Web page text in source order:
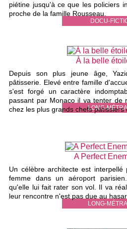
DOCU-
piétine jusqu'à ce que les policiers
proche de la famille Rousseau.
LONG-
À la belle
Depuis son plus jeune âge,
pâtisserie. Elevé entre famille
s'est forgé un caractère
passant par Monaco il va tenter de
chez les plus grands chefs pâtissiers
LONG-
A Perfect
Un célèbre architecte est
femme dans un aéroport
qu'elle lui fait rater son vol. Il va
leur rencontre n'est pas due au